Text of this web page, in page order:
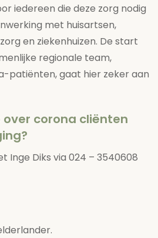
iedereen die deze zorg nodig
met huisartsen,
en ziekenhuizen. De start
regionale team,
patiënten, gaat hier zeker aan
corona cliënten
Inge Diks via 024 – 3540608